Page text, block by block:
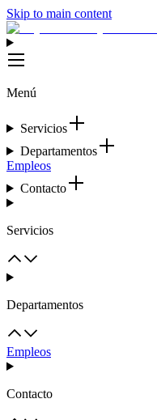
Skip to main content
Menú
Servicios
Departamentos
Empleos
Contacto
Servicios
Departamentos
Empleos
Contacto